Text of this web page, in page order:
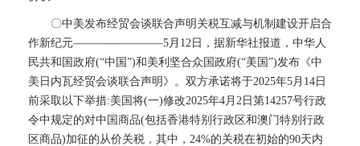
〇中美发布经贸会谈联合声明关税互减与机制建设开启合
作新纪元————————5月12日，据新华社报道，中华人
民共和国政府(“中国”)和美利坚合众国政府(“美国”)发布《中
美日内瓦经贸会谈联合声明》。双方承诺将于2025年5月14日
前采取以下举措:美国将(一)修改2025年4月2日第14257号行政
令中规定的对中国商品(包括香港特别行政区和澳门特别行政
区商品)加征的从价关税，其中，24%的关税在初始的90天内